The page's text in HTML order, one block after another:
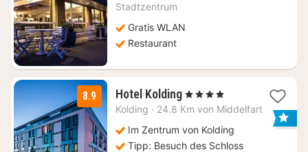
ab
€
Stadtzentrum
Gratis WLAN
Restaurant
8.9 Hotel Kolding1
Nacht
101,64
€
, 4 Sterne
Kolding · 24.8 Km von Middelfart
Im Zentrum von Kolding
Tipp: Besuch des Schloss